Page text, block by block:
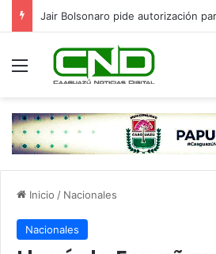
Menú
Inicio / Nacionales
Nacionales